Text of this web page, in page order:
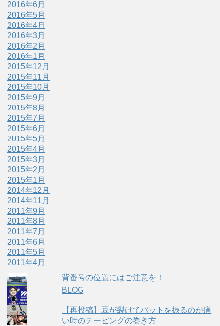
2016年6月
2016年5月
2016年4月
2016年3月
2016年2月
2016年1月
2015年12月
2015年11月
2015年10月
2015年9月
2015年8月
2015年7月
2015年6月
2015年5月
2015年4月
2015年3月
2015年2月
2015年1月
2014年12月
2014年11月
2011年9月
2011年8月
2011年7月
2011年6月
2011年5月
2011年4月
背番号の位置にはご注意を！
BLOG
【再投稿】豆が裂けてバットを振るのが痛
い時のテーピングの巻き方